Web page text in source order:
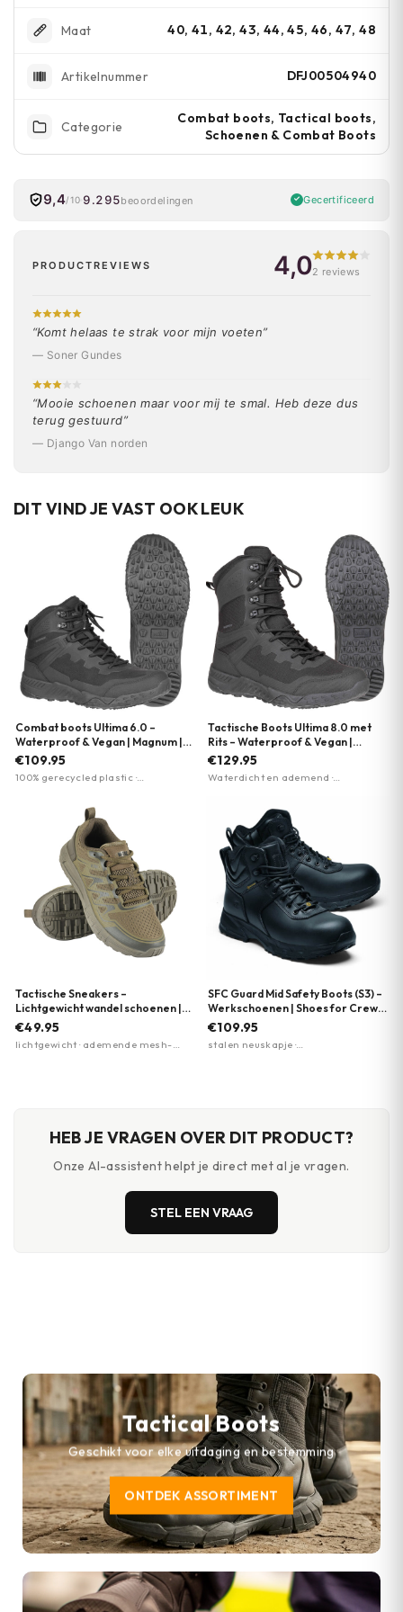
Maat 40, 41, 42, 43, 44, 45, 46, 47, 48
Artikelnummer DFJ00504940
Categorie
Combat boots, Tactical boots,
Schoenen & Combat Boots
9,4/10 9.295beoordelingen Gecertificeerd
PRODUCTREVIEWS 4,02 reviews
“Komt helaas te strak voor mijn voeten”
— Soner Gundes
“Mooie schoenen maar voor mij te smal. Heb deze dus
terug gestuurd”
— Django Van norden
DIT VIND JE VAST OOK LEUK
Combat boots Ultima 6.0 –
Waterproof & Vegan | Magnum |
Meerdere kleuren
€109.95
100% gerecycled plastic ·
Tactische Boots Ultima 8.0 met
Rits – Waterproof & Vegan |
Magnum | Meerdere kleuren
€129.95
Waterdicht en ademend ·
Tactische Sneakers –
Lichtgewicht wandel schoenen |
EVA-zool | M-Tac | Meerdere
€49.95
lichtgewicht · ademende mesh-
SFC Guard Mid Safety Boots (S3) –
Werkschoenen | Shoes for Crews
| Zwart
€109.95
stalen neuskapje ·
HEB JE VRAGEN OVER DIT PRODUCT?
Onze AI-assistent helpt je direct met al je vragen.
STEL EEN VRAAG
Tactical Boots
Geschikt voor elke uitdaging en bestemming
ONTDEK ASSORTIMENT